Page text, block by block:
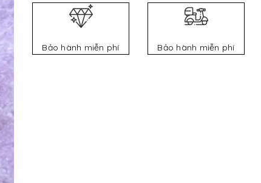
Bảo hành miễn phí Bảo hành miễn phí